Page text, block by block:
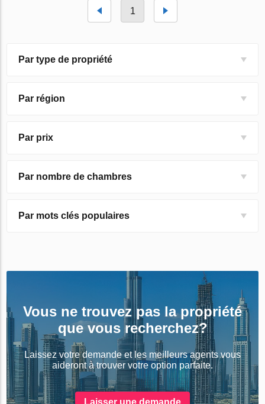
1
Par type de propriété
Par région
Par prix
Par nombre de chambres
Par mots clés populaires
Vous ne trouvez pas la propriété
que vous recherchez?
Laissez votre demande et les meilleurs agents vous
aideront à trouver votre option parfaite.